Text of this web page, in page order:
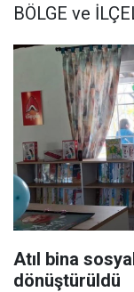
BÖLGE ve
Atıl bina
dönüştürüldü